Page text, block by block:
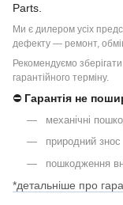
Parts.
Ми є дилером усіх
дефекту — ремонт,
Рекомендуємо
гарантійного терміну.
⛔ Гарантія не
механічні
природний знос
пошкодження
*детальніше про